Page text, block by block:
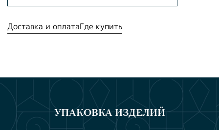
Доставка и оплатаГде купить
УПАКОВКА ИЗДЕЛИЙ